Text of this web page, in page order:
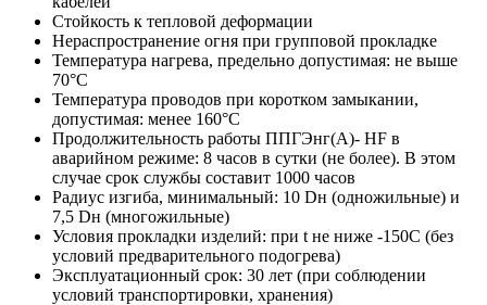
Стойкость к тепловой деформации
Нераспространение огня при групповой прокладке
Температура нагрева, предельно допустимая: не выше
70°С
Температура проводов при коротком замыкании,
допустимая: менее 160°С
Продолжительность работы ППГЭнг(А)- HF в
аварийном режиме: 8 часов в сутки (не более). В этом
случае срок службы составит 1000 часов
Радиус изгиба, минимальный: 10 Dн (одножильные) и
7,5 Dн (многожильные)
Условия прокладки изделий: при t не ниже -150С (без
условий предварительного подогрева)
Эксплуатационный срок: 30 лет (при соблюдении
условий транспортировки, хранения)